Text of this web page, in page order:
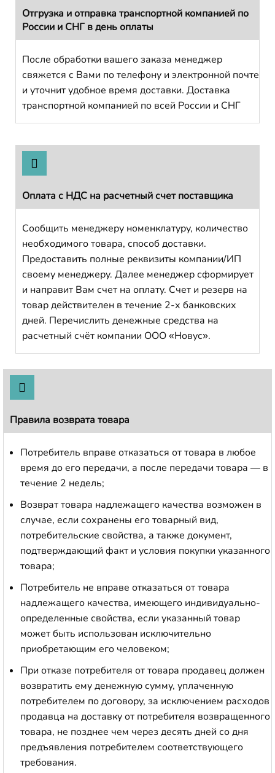
Отгрузка и отправка транспортной компанией по
России и СНГ в день оплаты
После обработки вашего заказа менеджер
свяжется с Вами по телефону и электронной почте
и уточнит удобное время доставки. Доставка
транспортной компанией по всей России и СНГ
Оплата с НДС на расчетный счет поставщика
Сообщить менеджеру номенклатуру, количество
необходимого товара, способ доставки.
Предоставить полные реквизиты компании/ИП
своему менеджеру. Далее менеджер сформирует
и направит Вам счет на оплату. Счет и резерв на
товар действителен в течение 2-х банковских
дней. Перечислить денежные средства на
расчетный счёт компании ООО «Новус».
Правила возврата товара
Потребитель вправе отказаться от товара в любое
время до его передачи, а после передачи товара — в
течение 2 недель;
Возврат товара надлежащего качества возможен в
случае, если сохранены его товарный вид,
потребительские свойства, а также документ,
подтверждающий факт и условия покупки указанного
товара;
Потребитель не вправе отказаться от товара
надлежащего качества, имеющего индивидуально-
определенные свойства, если указанный товар
может быть использован исключительно
приобретающим его человеком;
При отказе потребителя от товара продавец должен
возвратить ему денежную сумму, уплаченную
потребителем по договору, за исключением расходов
продавца на доставку от потребителя возвращенного
товара, не позднее чем через десять дней со дня
предъявления потребителем соответствующего
требования.